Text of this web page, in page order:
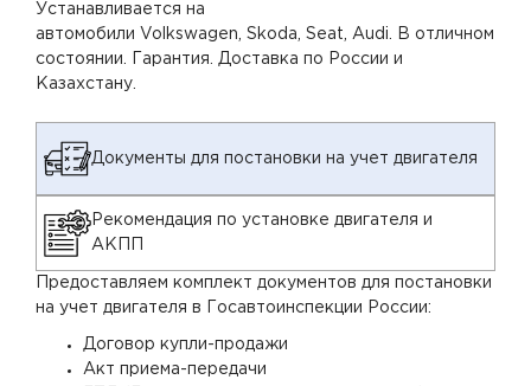
Устанавливается на
автомобили Volkswagen, Skoda, Seat, Audi. В отличном
состоянии. Гарантия. Доставка по России и
Казахстану.
Документы для постановки на учет двигателя
Рекомендация по установке двигателя и
АКПП
Предоставляем комплект документов для постановки
на учет двигателя в Госавтоинспекции России:
Договор купли-продажи
Акт приема-передачи